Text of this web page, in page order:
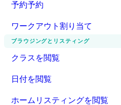
予約予約
ワークアウト割り当て
ブラウジングとリスティング
クラスを閲覧
日付を閲覧
ホームリスティングを閲覧